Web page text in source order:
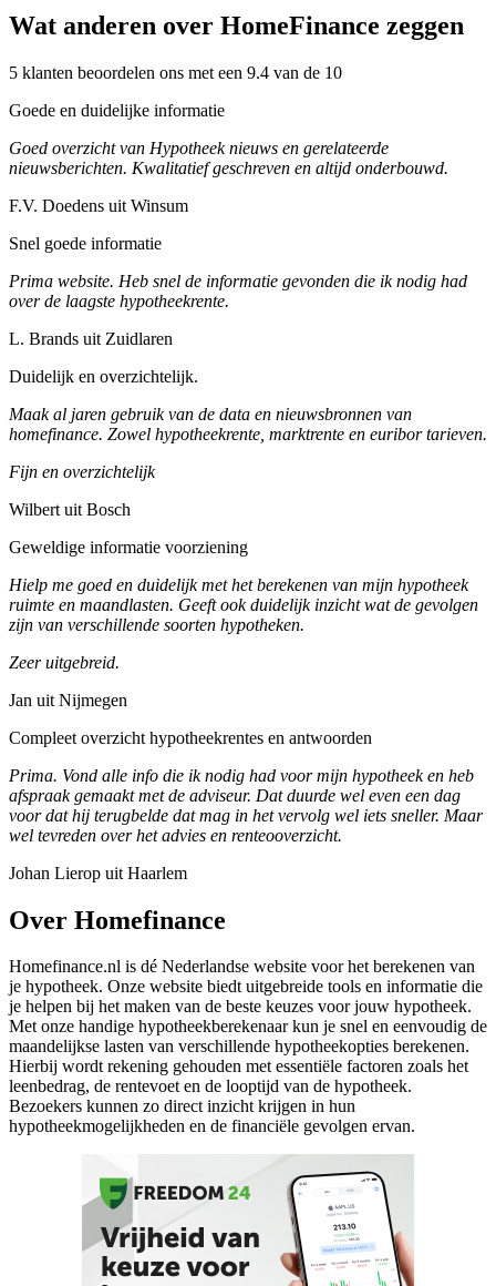
Wat anderen over HomeFinance zeggen
5 klanten beoordelen ons met een 9.4 van de 10
Goede en duidelijke informatie
Goed overzicht van Hypotheek nieuws en gerelateerde
nieuwsberichten. Kwalitatief geschreven en altijd onderbouwd.
F.V. Doedens uit Winsum
Snel goede informatie
Prima website. Heb snel de informatie gevonden die ik nodig had
over de laagste hypotheekrente.
L. Brands uit Zuidlaren
Duidelijk en overzichtelijk.
Maak al jaren gebruik van de data en nieuwsbronnen van
homefinance. Zowel hypotheekrente, marktrente en euribor tarieven.
Fijn en overzichtelijk
Wilbert uit Bosch
Geweldige informatie voorziening
Hielp me goed en duidelijk met het berekenen van mijn hypotheek
ruimte en maandlasten. Geeft ook duidelijk inzicht wat de gevolgen
zijn van verschillende soorten hypotheken.
Zeer uitgebreid.
Jan uit Nijmegen
Compleet overzicht hypotheekrentes en antwoorden
Prima. Vond alle info die ik nodig had voor mijn hypotheek en heb
afspraak gemaakt met de adviseur. Dat duurde wel even een dag
voor dat hij terugbelde dat mag in het vervolg wel iets sneller. Maar
wel tevreden over het advies en renteooverzicht.
Johan Lierop uit Haarlem
Over Homefinance
Homefinance.nl is dé Nederlandse website voor het berekenen van
je hypotheek. Onze website biedt uitgebreide tools en informatie die
je helpen bij het maken van de beste keuzes voor jouw hypotheek.
Met onze handige hypotheekberekenaar kun je snel en eenvoudig de
maandelijkse lasten van verschillende hypotheekopties berekenen.
Hierbij wordt rekening gehouden met essentiële factoren zoals het
leenbedrag, de rentevoet en de looptijd van de hypotheek.
Bezoekers kunnen zo direct inzicht krijgen in hun
hypotheekmogelijkheden en de financiële gevolgen ervan.